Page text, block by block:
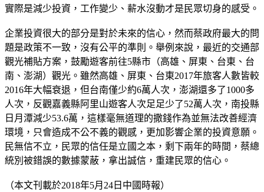
實際是減少投資，工作變少、薪水沒動才是民眾切身的感受。
企業投資很大的部分是對於未來的信心，然而蔡政府最大的問
題是政策不一致，沒有公平的準則。舉例來說，最近的交通部
觀光補貼方案，鼓勵遊客前往5縣市（高雄、屏東、台東、台
南、澎湖）觀光。雖然高雄、屏東、台東2017年旅客人數皆較
2016年大幅衰退，但台南僅少約6萬人次，澎湖還多了1000多
人次，反觀嘉義縣阿里山遊客人次足足少了52萬人次，南投縣
日月潭減少53.6萬，這樣毫無道理的撒錢作為並無法改善經濟
環境，只會造成不公不義的觀感，更加影響企業的投資意願。
民無信不立，民眾的信任是立國之本，剩下兩年的時間，蔡總
統別被錯誤的數據蒙蔽，拿出誠信，重建民眾的信心。
（本文刊載於2018年5月24日中國時報）